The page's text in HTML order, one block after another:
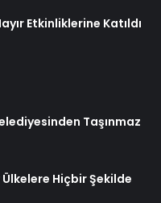
Etkinliklerine Katıldı
Taşınmaz
Hiçbir Şekilde